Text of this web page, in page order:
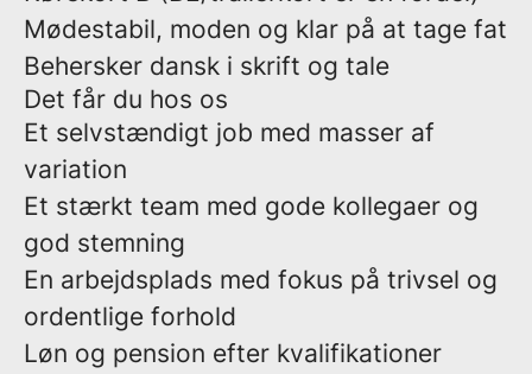
Mødestabil, moden og klar på at tage fat
Behersker dansk i skrift og tale
Det får du hos os
Et selvstændigt job med masser af
variation
Et stærkt team med gode kollegaer og
god stemning
En arbejdsplads med fokus på trivsel og
ordentlige forhold
Løn og pension efter kvalifikationer